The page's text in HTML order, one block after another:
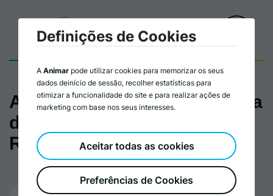
Assembleia Eleitoral - Minuta
de Declaração de
Representação
Definições de Cookies
A Animar pode utilizar cookies para memorizar os seus
dados deinício de sessão, recolher estatísticas para
otimizar a funcionalidade do site e para realizar ações de
marketing com base nos seus interesses.
Preferências de Cookies
Aceitar todas as cookies